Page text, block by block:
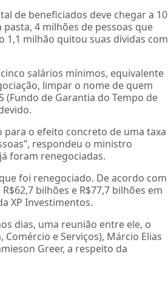
de beneficiados deve chegar a 10
4 milhões de pessoas que
1,1 milhão quitou suas dívidas com
salários mínimos, equivalente
limpar o nome de quem
(Fundo de Garantia do Tempo de
para o efeito concreto de uma taxa
respondeu o ministro
foram renegociadas.
foi renegociado. De acordo com
bilhões e R$77,7 bilhões em
XP Investimentos.
dias, uma reunião entre ele, o
e Serviços), Márcio Elias
Greer, a respeito da